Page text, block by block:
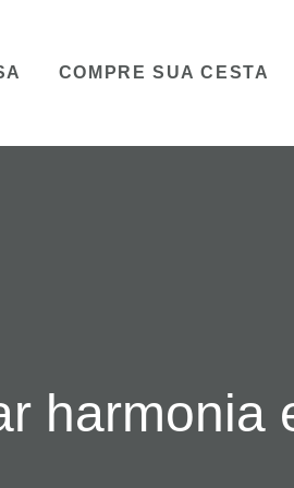
COMPRE SUA CESTA
harmonia